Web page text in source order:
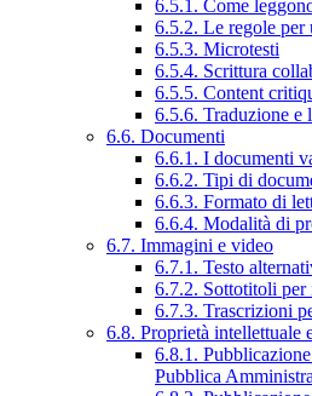
6.5.1. Come
6.5.2. Le regole per
6.5.3. Microtesti
6.5.4. Scrittura
6.5.5. Content
6.5.6. Traduzione e
6.6. Documenti
6.6.1. I documenti
6.6.2. Tipi di
6.6.3. Formato di
6.6.4. Modalità di
6.7. Immagini e video
6.7.1. Testo
6.7.2. Sottotitoli per
6.7.3. Trascrizioni
6.8. Proprietà intellettuale
6.8.1.
Pubblica